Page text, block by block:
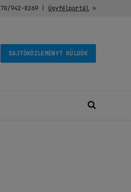
942-8269| Ügyfélportál»
SAJTÓKÖZLEMÉNYT KÜLDÖK